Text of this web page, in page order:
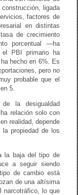
ligada
factores de
en distintas
de crecimiento
porcentual —ha
PBI primario ha
hecho en 6%. Es
pero no
probable que el
5.
la desigualdad
relación solo con
realidad, depende
propiedad de los
la baja del tipo de
a seguir siendo
de cambio está
de una altísima
narcotráfico, lo que